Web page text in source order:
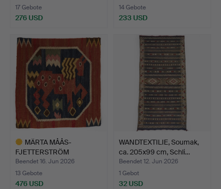
17 Gebote
276 USD
14 Gebote
233 USD
MÄRTA MÅÅS-
FJETTERSTRÖM
(SVERIGE, 1873–194…
Beendet 16. Jun 2026
13 Gebote
476 USD
WANDTEXTILIE, Soumak,
ca. 205x99 cm, Schli…
Beendet 12. Jun 2026
1 Gebot
32 USD